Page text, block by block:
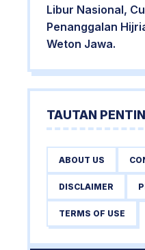
Libur Nasional,
Penanggalan
Weton Jawa.
TAUTAN
ABOUT US
DISCLAIMER
TERMS OF USE